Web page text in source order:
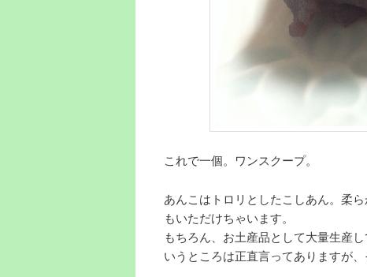
これで一個。ワンスクープ。
あんこはトロリとしたこしあん。柔
もいただけちゃいます。
もちろん、お土産品として大量生産
いうところは正直言ってありますが